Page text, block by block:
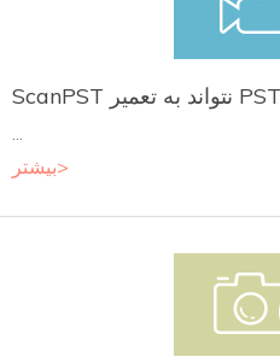
...
بیشتر>